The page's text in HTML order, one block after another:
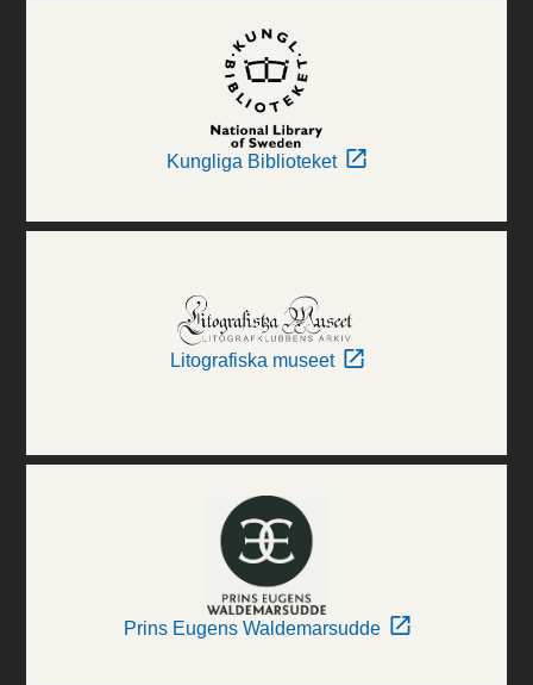
Kungliga Biblioteket
Litografiska museet
Prins Eugens Waldemarsudde